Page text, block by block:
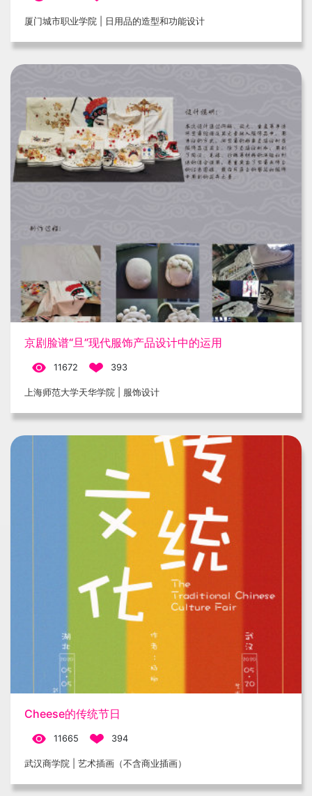
厦门城市职业学院 | 日用品的造型和功能设计
京剧脸谱“旦”现代服饰产品设计中的运用
11672 393
上海师范大学天华学院 | 服饰设计
Cheese的传统节日
11665 394
武汉商学院 | 艺术插画（不含商业插画）